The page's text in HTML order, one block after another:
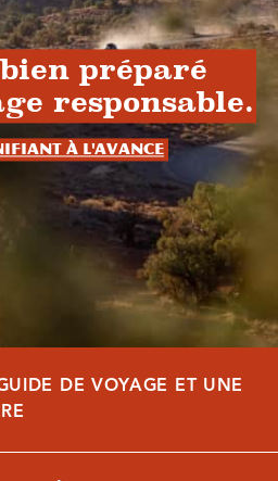
préparé
responsable.
à l'avance
DE VOYAGE ET UNE